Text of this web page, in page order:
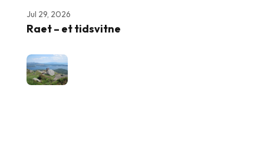
Jul 29, 2026
Raet – et tidsvitne